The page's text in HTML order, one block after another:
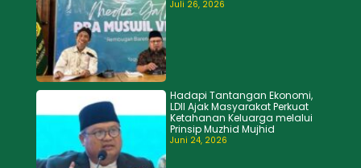
Juli 26, 2026
Hadapi Tantangan Ekonomi,
LDII Ajak Masyarakat Perkuat
Ketahanan Keluarga melalui
Prinsip Muzhid Mujhid
Juni 24, 2026